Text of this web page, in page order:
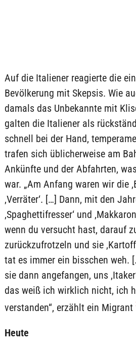
Auf die Italiener reagierte die
Bevölkerung mit Skepsis. Wie
damals das Unbekannte mit
galten die Italiener als
schnell bei der Hand,
trafen sich üblicherweise am
Ankünfte und der Abfahrten,
war. „Am Anfang waren wir die
‚Verräter‘. […] Dann, mit den
‚Spaghettifresser‘ und
wenn du versucht hast, darauf
zurückzufrotzeln und sie
tat es immer ein bisschen weh.
sie dann angefangen, uns
das weiß ich wirklich nicht, ich
verstanden“, erzählt ein Migrant
Heute